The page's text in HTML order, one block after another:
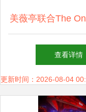
美薇亭联合The
美落幕 高端婚礼
的艺术交
查看详情
更新时间：2026-08-04